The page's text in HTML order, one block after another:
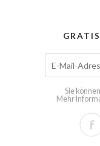
Sie
Mehr